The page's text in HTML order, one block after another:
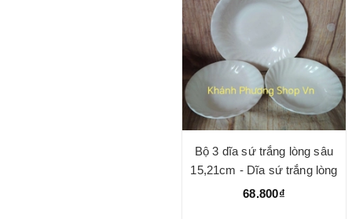
Bộ 3 dĩa sứ trắng lòng sâu
15,21cm - Dĩa sứ trắng lòng
sâu
68.800₫